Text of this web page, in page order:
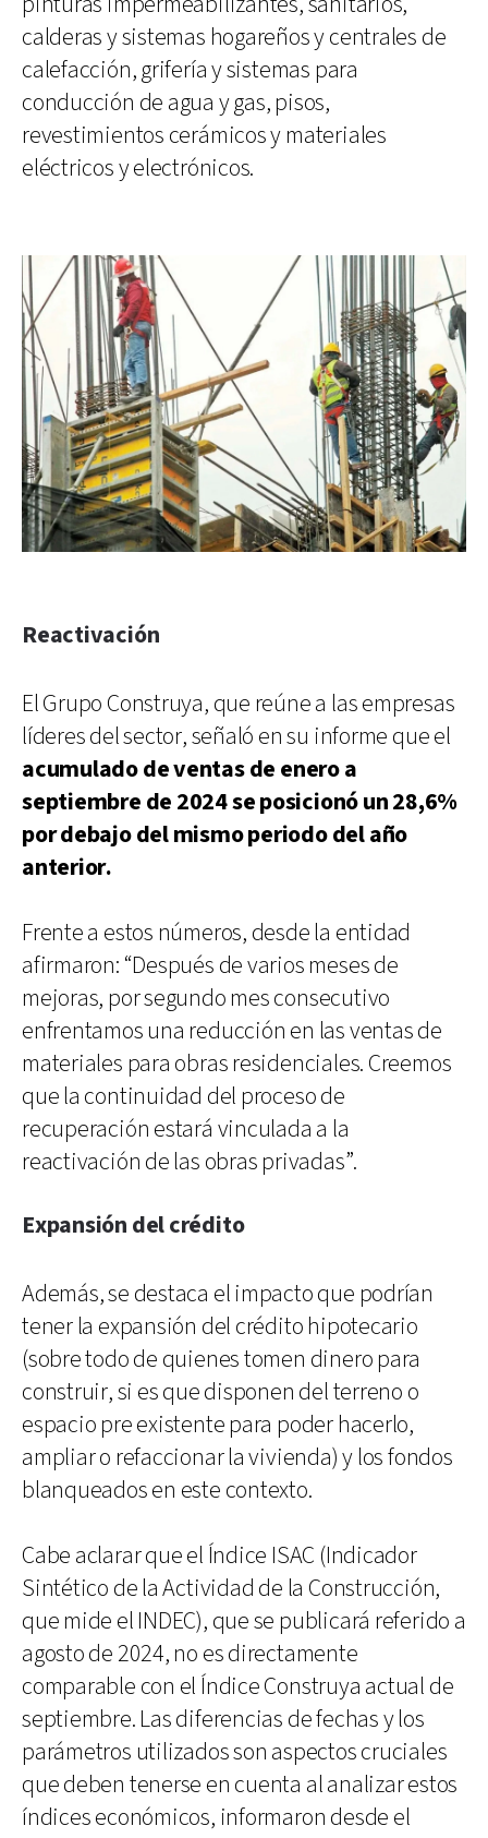
calderas y sistemas hogareños y centrales de
calefacción, grifería y sistemas para
conducción de agua y gas, pisos,
revestimientos cerámicos y materiales
eléctricos y electrónicos.
Reactivación
El Grupo Construya, que reúne a las empresas
líderes del sector, señaló en su informe que el
acumulado de ventas de enero a
septiembre de 2024 se posicionó un 28,6%
por debajo del mismo periodo del año
anterior.
Frente a estos números, desde la entidad
afirmaron: “Después de varios meses de
mejoras, por segundo mes consecutivo
enfrentamos una reducción en las ventas de
materiales para obras residenciales. Creemos
que la continuidad del proceso de
recuperación estará vinculada a la
reactivación de las obras privadas”.
Expansión del crédito
Además, se destaca el impacto que podrían
tener la expansión del crédito hipotecario
(sobre todo de quienes tomen dinero para
construir, si es que disponen del terreno o
espacio pre existente para poder hacerlo,
ampliar o refaccionar la vivienda) y los fondos
blanqueados en este contexto.
Cabe aclarar que el Índice ISAC (Indicador
Sintético de la Actividad de la Construcción,
que mide el INDEC), que se publicará referido a
agosto de 2024, no es directamente
comparable con el Índice Construya actual de
septiembre. Las diferencias de fechas y los
parámetros utilizados son aspectos cruciales
que deben tenerse en cuenta al analizar estos
índices económicos, informaron desde el